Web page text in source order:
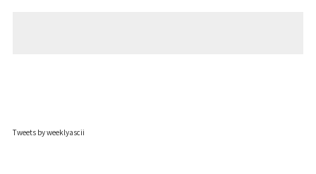
Tweets by weeklyascii